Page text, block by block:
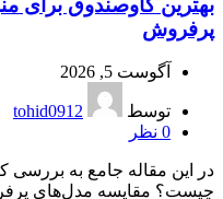
بهترین گاوصندوق
پرفروش
آگوست 5, 2026
توسط
tohid0912
0 نظر
در این مقاله جامع به بررسی
چیست؟ مقایسه مدل‌های